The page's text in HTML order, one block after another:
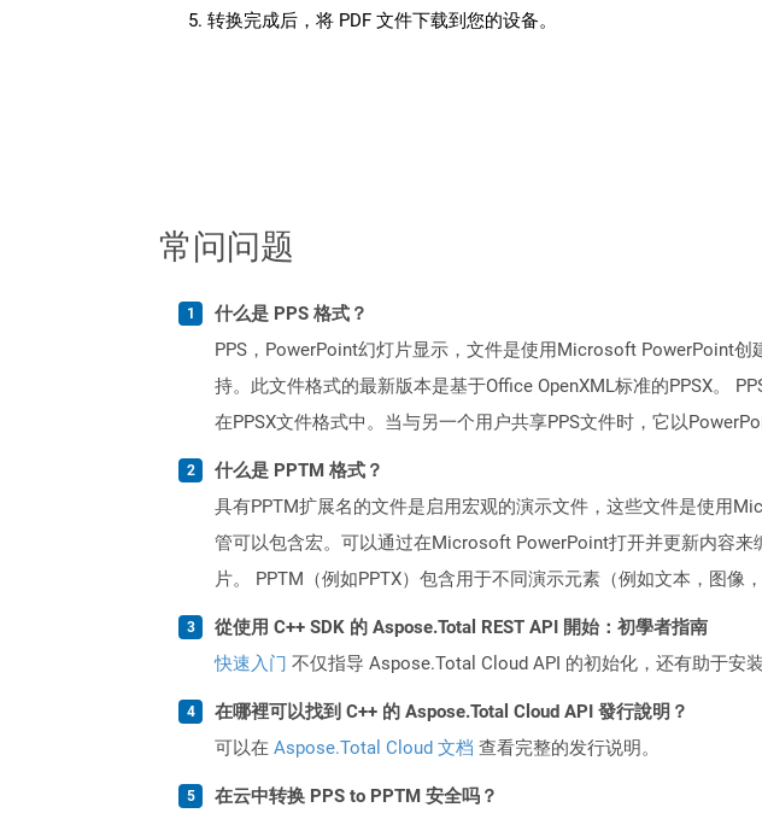
转换完成后，将 PDF 文件下载到您的设备。
常问问题
什么是 PPS 格式？
PPS，PowerPoint幻灯片显示，文件是使用Microsoft PowerPoint
持。此文件格式的最新版本是基于Office OpenXML标准的PPSX。
在PPSX文件格式中。当与另一个用户共享PPS文件时，它以
什么是 PPTM 格式？
具有PPTM扩展名的文件是启用宏观的演示文件，这些文件是使用
管可以包含宏。可以通过在Microsoft PowerPoint打开并更新内容
片。 PPTM（例如PPTX）包含用于不同演示元素（例如文本，图像
從使用 C++ SDK 的 Aspose.Total REST API 開始：初學者指南
快速入门 不仅指导 Aspose.Total Cloud API 的初始化，还有助于安装
在哪裡可以找到 C++ 的 Aspose.Total Cloud API 發行說明？
可以在 Aspose.Total Cloud 文档 查看完整的发行说明。
在云中转换 PPS to PPTM 安全吗？